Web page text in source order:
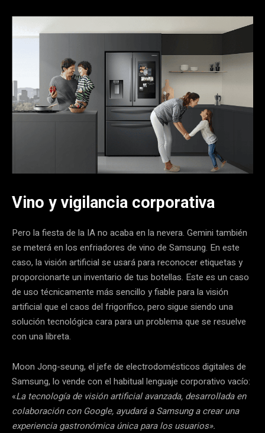
Vino y vigilancia corporativa
Pero la fiesta de la IA no acaba en la nevera. Gemini también
se meterá en los enfriadores de vino de Samsung. En este
caso, la visión artificial se usará para reconocer etiquetas y
proporcionarte un inventario de tus botellas. Este es un caso
de uso técnicamente más sencillo y fiable para la visión
artificial que el caos del frigorífico, pero sigue siendo una
solución tecnológica cara para un problema que se resuelve
con una libreta.
Moon Jong-seung, el jefe de electrodomésticos digitales de
Samsung, lo vende con el habitual lenguaje corporativo vacío:
«La tecnología de visión artificial avanzada, desarrollada en
colaboración con Google, ayudará a Samsung a crear una
experiencia gastronómica única para los usuarios».